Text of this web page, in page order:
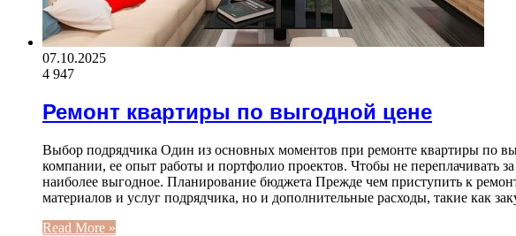
07.10.2025
4 947
Ремонт квартиры по выгодной цене
Выбор подрядчика Один из основных моментов при ремонте квартиры по
компании, ее опыт работы и портфолио проектов. Чтобы не переплачивать
наиболее выгодное. Планирование бюджета Прежде чем приступить к
материалов и услуг подрядчика, но и дополнительные расходы, такие как
Read More »